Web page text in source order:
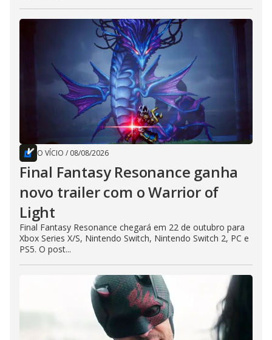
O VÍCIO / 08/08/2026
Final Fantasy Resonance ganha
novo trailer com o Warrior of
Light
Final Fantasy Resonance chegará em 22 de outubro para
Xbox Series X/S, Nintendo Switch, Nintendo Switch 2, PC e
PS5. O post...